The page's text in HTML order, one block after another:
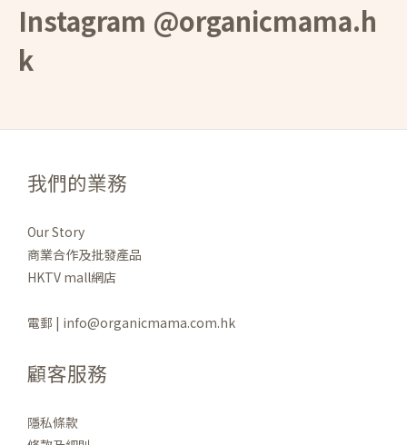
Instagram @organicmama.h
k
我們的業務
Our Story
商業合作及批發產品
HKTV mall網店
電郵 | info@organicmama.com.hk
顧客服務
隱私條款